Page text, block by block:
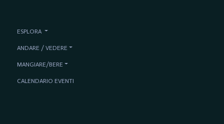
ESPLORA
ANDARE / VEDERE
MANGIARE/BERE
CALENDARIO EVENTI